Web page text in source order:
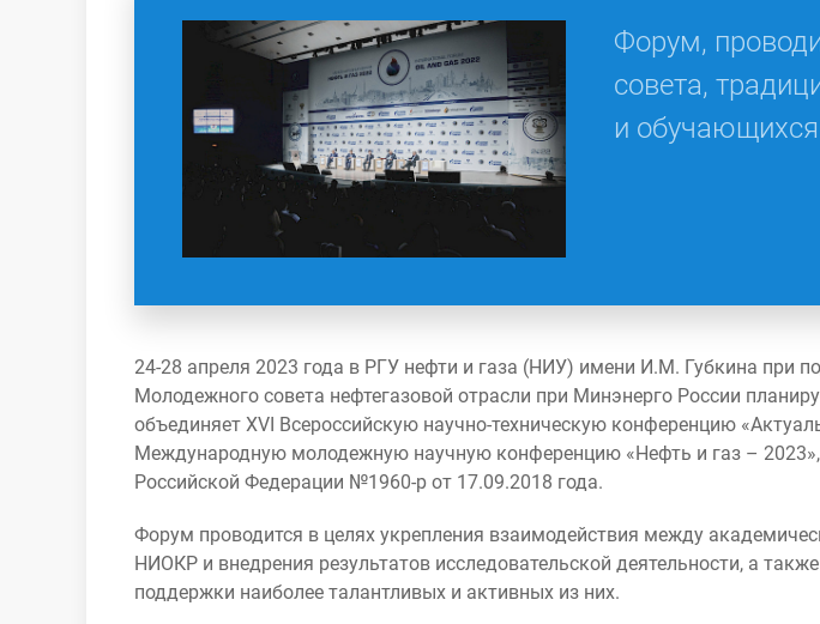
Форум,
совета,
и обучающихся
24-28 апреля 2023 года в РГУ нефти и газа (НИУ) имени И.М. Губкина при
Молодежного совета нефтегазовой отрасли при Минэнерго России
объединяет XVI Всероссийскую научно-техническую конференцию
Международную молодежную научную конференцию «Нефть и газ –
Российской Федерации №1960-р от 17.09.2018 года.
Форум проводится в целях укрепления взаимодействия между
НИОКР и внедрения результатов исследовательской деятельности, а
поддержки наиболее талантливых и активных из них.